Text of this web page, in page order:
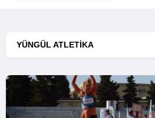
YÜNGÜL ATLETIKA